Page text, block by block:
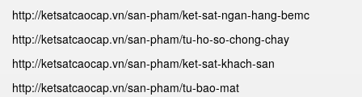
http://ketsatcaocap.vn/san-pham/ket-sat-ngan-hang-bemc
http://ketsatcaocap.vn/san-pham/tu-ho-so-chong-chay
http://ketsatcaocap.vn/san-pham/ket-sat-khach-san
http://ketsatcaocap.vn/san-pham/tu-bao-mat